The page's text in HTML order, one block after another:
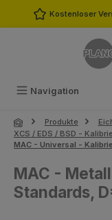
Zum HauptinhaltKostenloser
Navigation
Produkte
XCS / EDS / BSD -
MAC - Universal -
MAC -
Standards,